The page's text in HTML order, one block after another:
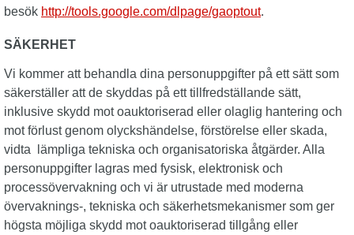
besök http://tools.google.com/dlpage/gaoptout.
SÄKERHET
Vi kommer att behandla dina personuppgifter på ett sätt som
säkerställer att de skyddas på ett tillfredställande sätt,
inklusive skydd mot oauktoriserad eller olaglig hantering och
mot förlust genom olyckshändelse, förstörelse eller skada,
vidta lämpliga tekniska och organisatoriska åtgärder. Alla
personuppgifter lagras med fysisk, elektronisk och
processövervakning och vi är utrustade med moderna
övervaknings-, tekniska och säkerhetsmekanismer som ger
högsta möjliga skydd mot oauktoriserad tillgång eller